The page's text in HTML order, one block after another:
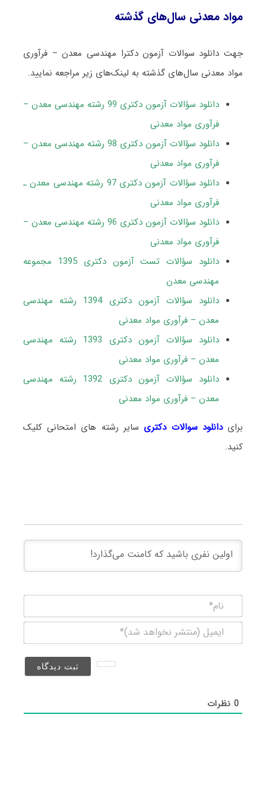
مواد معدنی سال‌های گذشته
جهت دانلود سوالات آزمون دکترا مهندسی معدن – فرآوری
مواد معدنی سال‌های گذشته به لینک‌های زیر مراجعه نمایید.
دانلود سؤالات آزمون دکتری 99 رشته مهندسی معدن –
فرآوری مواد معدنی
دانلود سؤالات آزمون دکتری 98 رشته مهندسی معدن –
فرآوری مواد معدنی
دانلود سؤالات آزمون دکتری 97 رشته مهندسی معدن ـ
فرآوری مواد معدنی
دانلود سؤالات آزمون دکتری 96 رشته مهندسی معدن –
فرآوری مواد معدنی
دانلود سؤالات تست آزمون دکتری 1395 مجموعه
مهندسی معدن
دانلود سؤالات آزمون دکتری 1394 رشته مهندسی
معدن – فرآوری مواد معدنی
دانلود سؤالات آزمون دکتری 1393 رشته مهندسی
معدن – فرآوری مواد معدنی
دانلود سؤالات آزمون دکتری 1392 رشته مهندسی
معدن – فرآوری مواد معدنی
برایدانلود سوالات دکتری سایر رشته های امتحانی کلیک
کنید.
(منتشر
0نظرات